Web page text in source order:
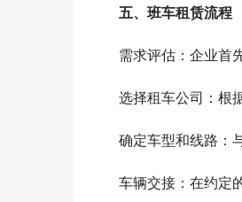
五、班车租赁流程
需求评估：企业首先
选择租车公司：根据
确定车型和线路：与
车辆交接：在约定的